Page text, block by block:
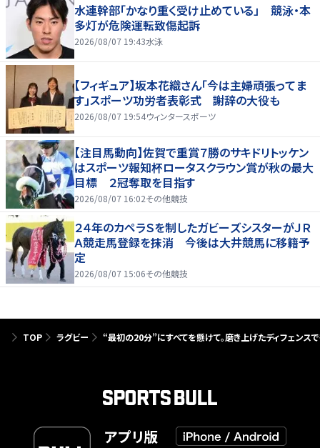
水連幹部「かなり重く受け止めている」 競泳・本
多灯が危険運転致傷起訴
2026/08/07 19:43水泳
【フィギュア】坂本花織さん「今は主婦頑張ってま
す」スポーツ功労者表彰式 謝辞の大役も
2026/08/07 19:54ウィンタースポーツ
【注目馬動向】佐賀で重賞７勝のサキドリトッケン
はスポーツ報知杯ロータスクラウン賞が秋の最大
目標 ２冠奪取を目指す
2026/08/07 16:02その他競技
２４年のカペラＳを制したガビーズシスターがＪＲ
Ａ競走馬登録を抹消 今後は大井競馬に移籍予
定
2026/08/07 15:06その他競技
TOP ラグビー “最初の20分”にすべてを懸けて。磨き上げたディフェンス
アプリ版